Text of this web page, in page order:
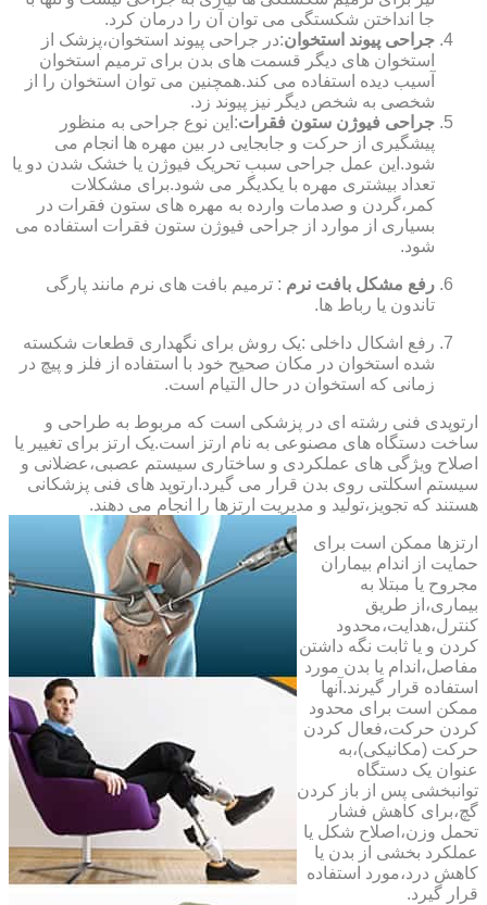
جا انداختن شکستگی می توان آن را درمان کرد.
جراحی پیوند استخوان:در جراحی پیوند استخوان،پزشک از
استخوان های دیگر قسمت های بدن برای ترمیم استخوان
آسیب دیده استفاده می کند.همچنین می توان استخوان را از
شخصی به شخص دیگر نیز پیوند زد.
جراحی فیوژن ستون فقرات:این نوع جراحی به منظور
پیشگیری از حرکت و جابجایی در بین مهره ها انجام می
شود.این عمل جراحی سبب تحریک فیوژن یا خشک شدن دو یا
تعداد بیشتری مهره با یکدیگر می شود.برای مشکلات
کمر،گردن و صدمات وارده به مهره های ستون فقرات در
بسیاری از موارد از جراحی فیوژن ستون فقرات استفاده می
شود.
رفع مشکل بافت نرم : ترمیم بافت های نرم مانند پارگی
تاندون یا رباط ها.
رفع اشکال داخلی :یک روش برای نگهداری قطعات شکسته
شده استخوان در مکان صحیح خود با استفاده از فلز و پیچ در
زمانی که استخوان در حال التیام است.
ارتوپدی فنی رشته ای در پزشکی است که مربوط به طراحی و
ساخت دستگاه های مصنوعی به نام ارتز است.یک ارتز برای تغییر یا
اصلاح ویژگی های عملکردی و ساختاری سیستم عصبی،عضلانی و
سیستم اسکلتی روی بدن قرار می گیرد.ارتوپد های فنی پزشکانی
هستند که تجویز،تولید و مدیریت ارتزها را انجام می دهند.
ارتزها ممکن است برای
حمایت از اندام بیماران
مجروح یا مبتلا به
بیماری،از طریق
کنترل،هدایت،محدود
کردن و یا ثابت نگه داشتن
مفاصل،اندام یا بدن مورد
استفاده قرار گیرند.آنها
ممکن است برای محدود
کردن حرکت،فعال کردن
حرکت (مکانیکی)،به
عنوان یک دستگاه
توانبخشی پس از باز کردن
گچ،برای کاهش فشار
تحمل وزن،اصلاح شکل یا
عملکرد بخشی از بدن یا
کاهش درد،مورد استفاده
قرار گیرد.